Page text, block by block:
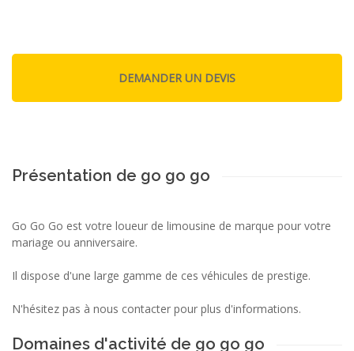
Présentation de go go go
Go Go Go est votre loueur de limousine de marque pour votre
mariage ou anniversaire.
Il dispose d'une large gamme de ces véhicules de prestige.
N'hésitez pas à nous contacter pour plus d'informations.
Domaines d'activité de go go go